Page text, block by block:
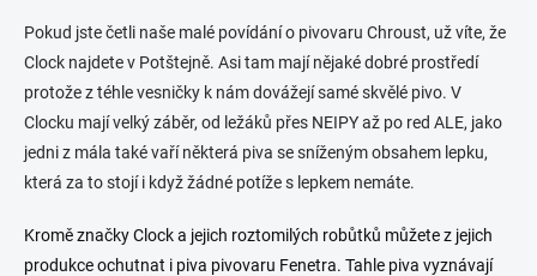
Pokud jste četli naše malé povídání o pivovaru Chroust, už víte, že
Clock najdete v Potštejně. Asi tam mají nějaké dobré prostředí
protože z téhle vesničky k nám dovážejí samé skvělé pivo. V
Clocku mají velký záběr, od ležáků přes NEIPY až po red ALE, jako
jedni z mála také vaří některá piva se sníženým obsahem lepku,
která za to stojí i když žádné potíže s lepkem nemáte.
Kromě značky Clock a jejich roztomilých robůtků můžete z jejich
produkce ochutnat i piva pivovaru Fenetra. Tahle piva vyznávají